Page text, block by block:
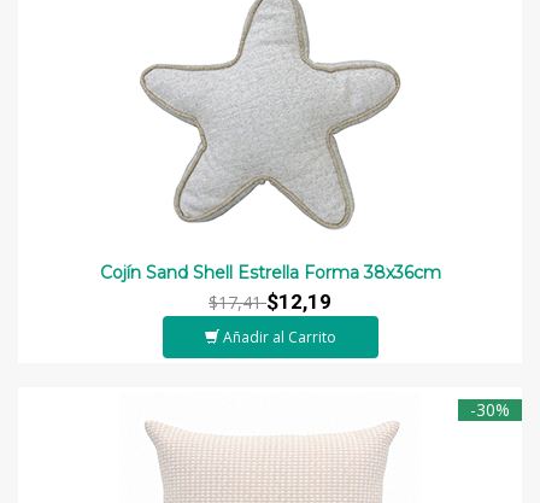
Cojín Sand Shell Estrella Forma 38x36cm
$17,41$12,19
Añadir al Carrito
-30%